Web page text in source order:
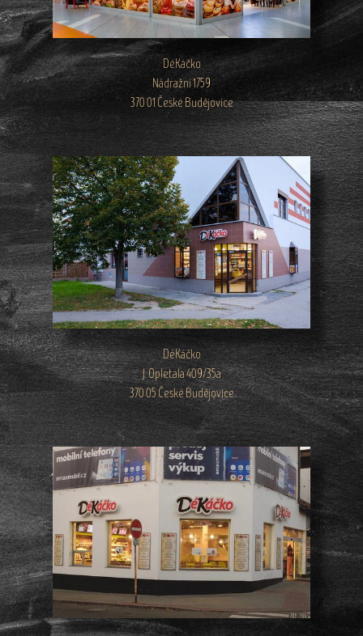
DéKáčko
Nádražní 1759
370 01 České Budějovice
DéKáčko
J. Opletala 409/35a
370 05 České Budějovice